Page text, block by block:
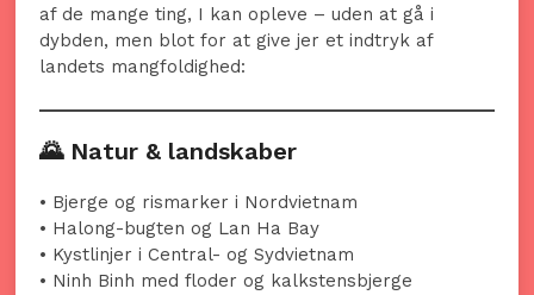
af de mange ting, I kan opleve – uden at gå i
dybden, men blot for at give jer et indtryk af
landets mangfoldighed:
🌄 Natur & landskaber
• Bjerge og rismarker i Nordvietnam
• Halong-bugten og Lan Ha Bay
• Kystlinjer i Central- og Sydvietnam
• Ninh Binh med floder og kalkstensbjerge